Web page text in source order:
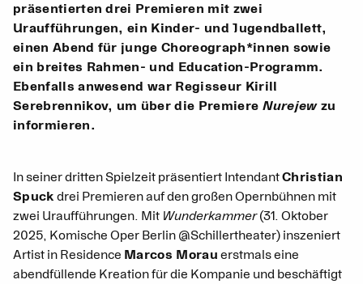
präsentierten drei Premieren mit zwei
Uraufführungen, ein Kinder- und Jugendballett,
einen Abend für junge Choreograph*innen sowie
ein breites Rahmen- und Education-Programm.
Ebenfalls anwesend war Regisseur Kirill
Serebrennikov, um über die Premiere Nurejewzu
informieren.
In seiner dritten Spielzeit präsentiert IntendantChristian
Spuck drei Premieren auf den großen Opernbühnen mit
zwei Uraufführungen. Mit Wunderkammer(31. Oktober
2025, Komische Oper Berlin @Schillertheater) inszeniert
Artist in Residence Marcos Morau erstmals eine
abendfüllende Kreation für die Kompanie und beschäftigt